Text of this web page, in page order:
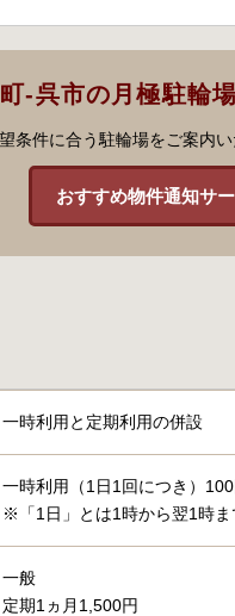
-呉市の月極駐輪
条件に合う駐輪場をご案内
おすすめ物件通知サ
一時利用と定期利用の併設
一時利用（1日1回につき）100
※「1日」とは1時から翌1時ま
一般
定期1ヵ月1,500円